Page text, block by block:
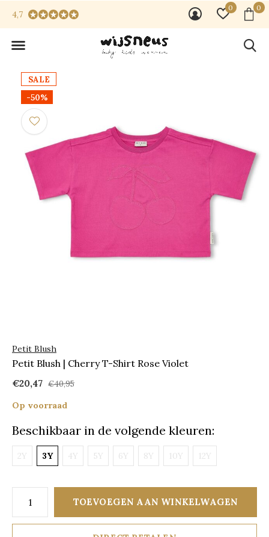
0 0
4,7
SALE
-50%
Petit Blush
Petit Blush | Cherry T-Shirt Rose Violet
€20,47 €40,95
Op voorraad
Beschikbaar in de volgende kleuren:
2Y 3Y 4Y 5Y 6Y 8Y 10Y 12Y
TOEVOEGEN AAN WINKELWAGEN